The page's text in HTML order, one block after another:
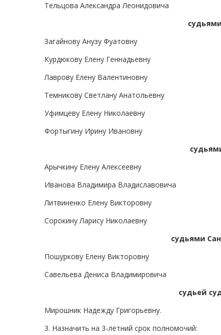
Тельцова Александра Леонидовича
Загайнову Анузу Фуатовну
Курдюкову Елену Геннадьевну
Лаврову Елену Валентиновну
Темникову Светлану Анатольевну
Уфимцеву Елену Николаевну
Фортыгину Ирину Ивановну
Арычкину Елену Алексеевну
Иванова Владимира Владиславовича
Литвиненко Елену Викторовну
Сорокину Ларису Николаевну
судьями
Пошуркову Елену Викторовну
Савельева Дениса Владимировича
судьей
Мирошник Надежду Григорьевну.
3. Назначить на 3-летний срок полномочий: